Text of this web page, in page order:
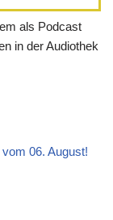
als Podcast
in der Audiothek
06. August!